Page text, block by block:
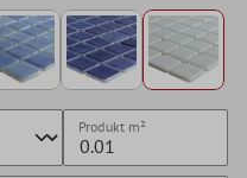
Produkt m²